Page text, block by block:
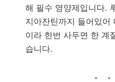
해 필수 영양제입니다.
지아잔틴까지 들어있
이라 한번 사두면 한 계
습니다.